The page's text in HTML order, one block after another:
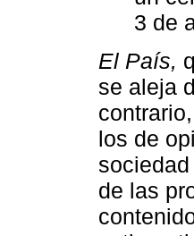
3 de
El País,
se aleja
los de
de las